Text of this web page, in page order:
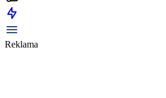
Reklama